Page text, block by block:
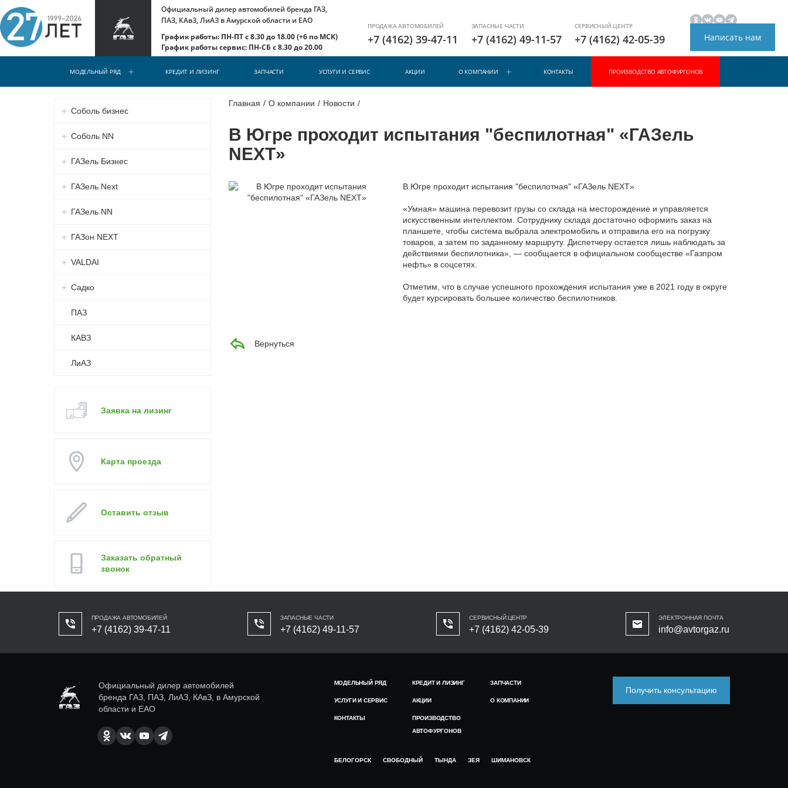
Официальный дилер автомобилей бренда ГАЗ,
ПАЗ, КАвЗ, ЛиАЗ в Амурской области и ЕАО
График работы: ПН-ПТ с 8.30 до 18.00 (+6 по МСК)
График работы сервис: ПН-СБ с 8.30 до 20.00
ПРОДАЖА АВТОМОБИЛЕЙ
+7 (4162) 39-47-11
ЗАПАСНЫЕ ЧАСТИ
+7 (4162) 49-11-57
СЕРВИСНЫЙ ЦЕНТР
+7 (4162) 42-05-39 Написать нам
МОДЕЛЬНЫЙ РЯД КРЕДИТ И ЛИЗИНГ ЗАПЧАСТИ УСЛУГИ И СЕРВИС АКЦИИ О КОМПАНИИ КОНТАКТЫ ПРОИЗВОДСТВО АВТОФУРГОНОВ
Главная / О компании / Новости /
В Югре проходит испытания "беспилотная" «ГАЗель
NEXT»
Соболь бизнес
Соболь NN
ГАЗель Бизнес
ГАЗель Next
ГАЗель NN
ГАЗон NEXT
VALDAI
Садко
ПАЗ
КАВЗ
ЛиАЗ
Заявка на лизинг
Карта проезда
Оставить отзыв
Заказать обратный
звонок
В Югре проходит испытания "беспилотная" «ГАЗель NEXT»
«Умная» машина перевозит грузы со склада на месторождение и управляется
искусственным интеллектом. Сотруднику склада достаточно оформить заказ на
планшете, чтобы система выбрала электромобиль и отправила его на погрузку
товаров, а затем по заданному маршруту. Диспетчеру остается лишь наблюдать за
действиями беспилотника», — сообщается в официальном сообществе «Газпром
нефть» в соцсетях.
Отметим, что в случае успешного прохождения испытания уже в 2021 году в округе
будет курсировать большее количество беспилотников.
Вернуться
ПРОДАЖА АВТОМОБИЛЕЙ
+7 (4162) 39-47-11
ЗАПАСНЫЕ ЧАСТИ
+7 (4162) 49-11-57
СЕРВИСНЫЙ ЦЕНТР
+7 (4162) 42-05-39
ЭЛЕКТРОННАЯ ПОЧТА
info@avtorgaz.ru
Официальный дилер автомобилей
бренда ГАЗ, ПАЗ, ЛиАЗ, КАвЗ, в Амурской
области и ЕАО
МОДЕЛЬНЫЙ РЯД КРЕДИТ И ЛИЗИНГ ЗАПЧАСТИ
УСЛУГИ И СЕРВИС АКЦИИ О КОМПАНИИ
КОНТАКТЫ
ПРОИЗВОДСТВО
АВТОФУРГОНОВ
БЕЛОГОРСК СВОБОДНЫЙ ТЫНДА ЗЕЯ ШИМАНОВСК
Получить консультацию